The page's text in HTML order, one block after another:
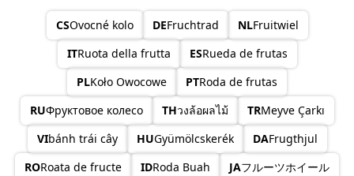
CSOvocné kolo DEFruchtrad NLFruitwiel
ITRuota della frutta ESRueda de frutas
PLKoło Owocowe PTRoda de frutas
RUФруктовое колесо THวงล้อผลไม้ TRMeyve Çarkı
VIbánh trái cây HUGyümölcskerék DAFrugthjul
RORoata de fructe IDRoda Buah JAフルーツホイール